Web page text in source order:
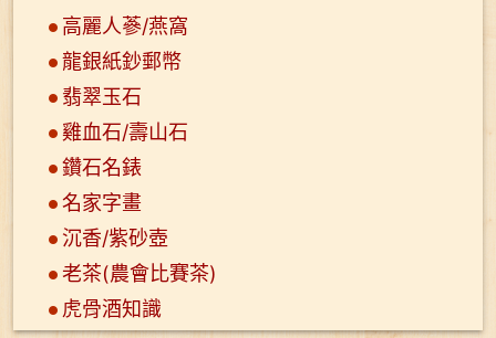
高麗人蔘/燕窩
龍銀紙鈔郵幣
翡翠玉石
雞血石/壽山石
鑽石名錶
名家字畫
沉香/紫砂壺
老茶(農會比賽茶)
虎骨酒知識